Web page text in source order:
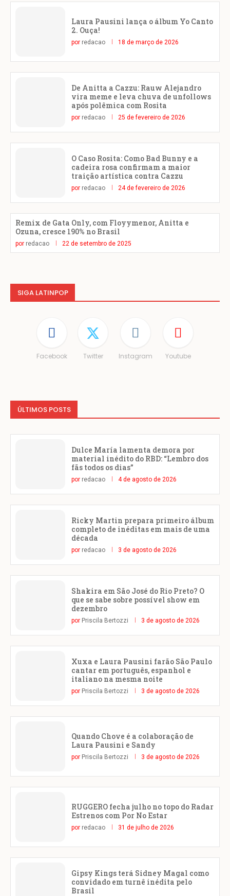
Laura Pausini lança o álbum Yo Canto
2. Ouça!
por redacao 18 de março de 2026
De Anitta a Cazzu: Rauw Alejandro
vira meme e leva chuva de unfollows
após polêmica com Rosita
por redacao 25 de fevereiro de 2026
O Caso Rosita: Como Bad Bunny e a
cadeira rosa confirmam a maior
traição artística contra Cazzu
por redacao 24 de fevereiro de 2026
Remix de Gata Only, com Floyymenor, Anitta e
Ozuna, cresce 190% no Brasil
por redacao 22 de setembro de 2025
SIGA LATINPOP
Facebook Twitter Instagram Youtube
ÚLTIMOS POSTS
Dulce María lamenta demora por
material inédito do RBD: “Lembro dos
fãs todos os dias”
por redacao 4 de agosto de 2026
Ricky Martin prepara primeiro álbum
completo de inéditas em mais de uma
década
por redacao 3 de agosto de 2026
Shakira em São José do Rio Preto? O
que se sabe sobre possível show em
dezembro
por Priscila Bertozzi 3 de agosto de 2026
Xuxa e Laura Pausini farão São Paulo
cantar em português, espanhol e
italiano na mesma noite
por Priscila Bertozzi 3 de agosto de 2026
Quando Chove é a colaboração de
Laura Pausini e Sandy
por Priscila Bertozzi 3 de agosto de 2026
RUGGERO fecha julho no topo do Radar
Estrenos com Por No Estar
por redacao 31 de julho de 2026
Gipsy Kings terá Sidney Magal como
convidado em turnê inédita pelo
Brasil